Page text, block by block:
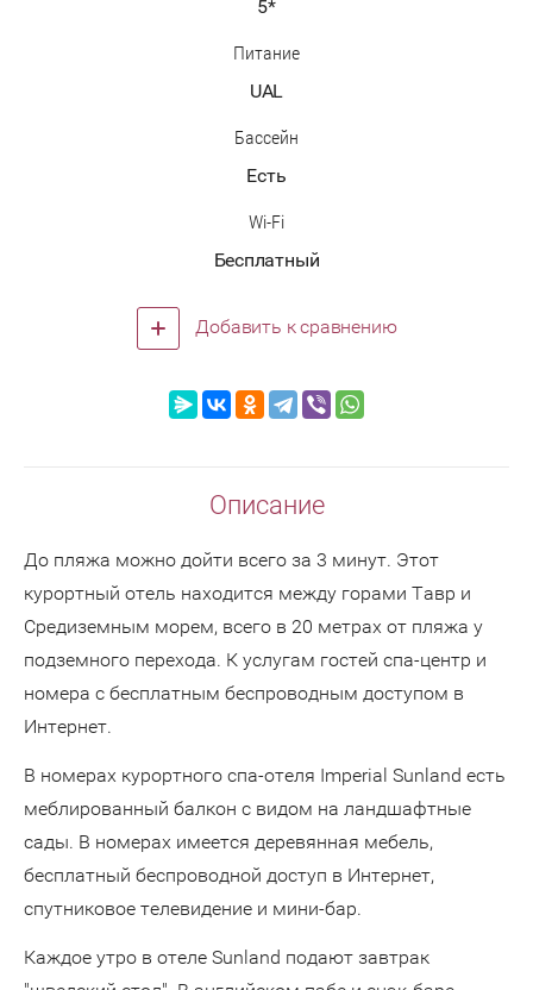
5*
Питание
UAL
Бассейн
Есть
Wi-Fi
Бесплатный
Добавить к сравнению
Описание
До пляжа можно дойти всего за 3 минут. Этот
курортный отель находится между горами Тавр и
Средиземным морем, всего в 20 метрах от пляжа у
подземного перехода. К услугам гостей спа-центр и
номера с бесплатным беспроводным доступом в
Интернет.
В номерах курортного спа-отеля Imperial Sunland есть
меблированный балкон с видом на ландшафтные
сады. В номерах имеется деревянная мебель,
бесплатный беспроводной доступ в Интернет,
спутниковое телевидение и мини-бар.
Каждое утро в отеле Sunland подают завтрак